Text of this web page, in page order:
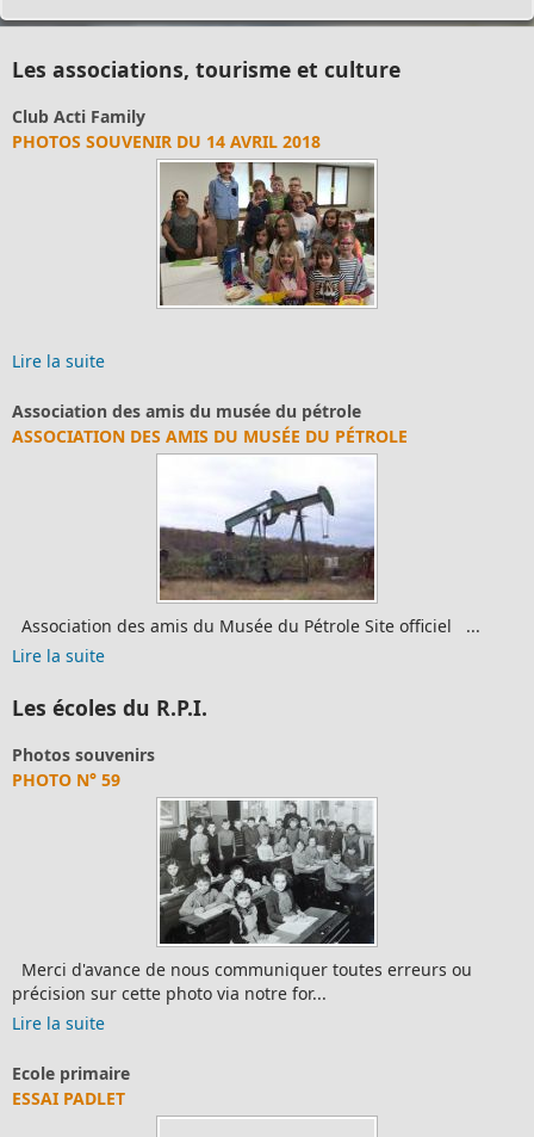
Les associations, tourisme et culture
Club Acti Family
PHOTOS SOUVENIR DU 14 AVRIL 2018
Lire la suite
Association des amis du musée du pétrole
ASSOCIATION DES AMIS DU MUSÉE DU PÉTROLE
Association des amis du Musée du Pétrole Site officiel ...
Lire la suite
Les écoles du R.P.I.
Photos souvenirs
PHOTO N° 59
Merci d'avance de nous communiquer toutes erreurs ou
précision sur cette photo via notre for...
Lire la suite
Ecole primaire
ESSAI PADLET